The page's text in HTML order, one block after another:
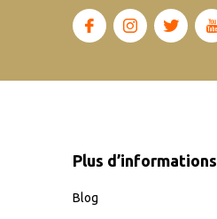
Plus d’informations
Blog